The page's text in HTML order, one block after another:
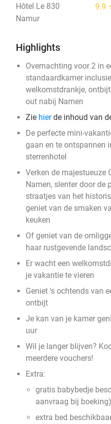
Hôtel Le 830 9.9
Namur
Highlights
Overnachting voor 2 in
standaardkamer
welkomstdrankje,
out nabij Namen
Zie hierde inhoud van
De perfecte mini-
gaan en te ontspannen
sterrenhotel
Verken de majestueuze
Namen, slenter door de
straatjes van het
geniet van de smaken
keuken
Of geniet van de
haar rustgevende
Er wacht een
je vakantie te vieren
Geniet 's ochtends van
ontbijt
Je kan van je kamer
uur
Wil je langer blijven?
meerdere vouchers!
Extra:
gratis babybedje
aanvraag bij boeking)
extra bed